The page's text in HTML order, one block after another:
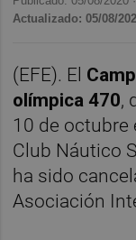
Actualizado: 05/08/
(EFE). El
olímpica 470,
10 de octubre
Club Náutico
ha sido
Asociación